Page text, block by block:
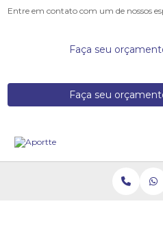
Entre em contato com um de nossos
Faça seu
Faça seu